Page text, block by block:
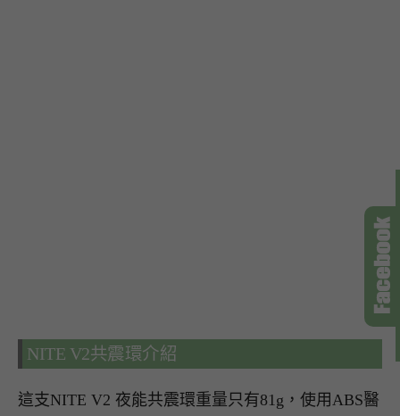
NITE V2共震環介紹
這支NITE V2 夜能共震環重量只有81g，使用ABS醫